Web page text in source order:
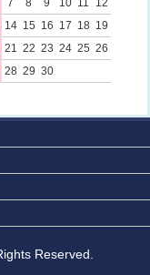
14 15 16 17 18 19
21 22 23 24 25 26
28 29 30
Reserved.